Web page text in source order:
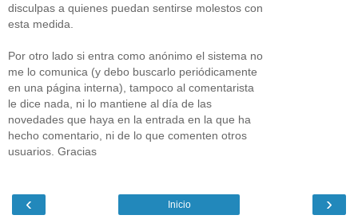
disculpas a quienes puedan sentirse molestos con
esta medida.
Por otro lado si entra como anónimo el sistema no
me lo comunica (y debo buscarlo periódicamente
en una página interna), tampoco al comentarista
le dice nada, ni lo mantiene al día de las
novedades que haya en la entrada en la que ha
hecho comentario, ni de lo que comenten otros
usuarios. Gracias
‹ ›
Inicio